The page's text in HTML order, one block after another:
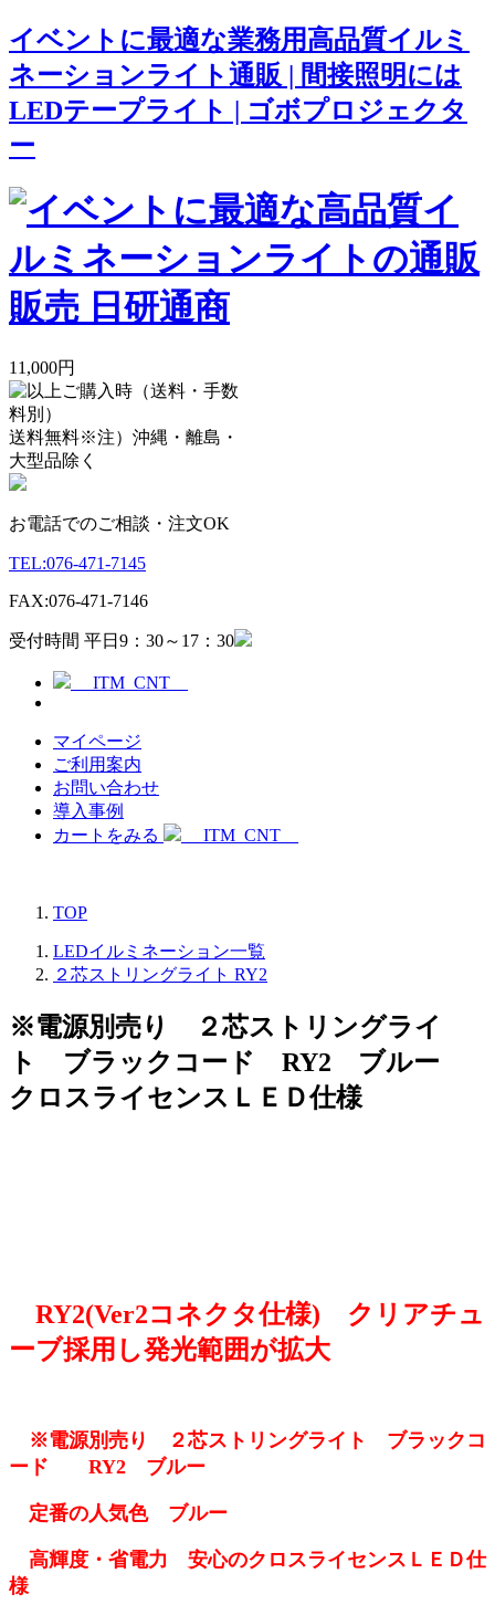
イベントに最適な業務用高品質イルミ
ネーションライト通販 | 間接照明には
LEDテープライト | ゴボプロジェクタ
ー
11,000円
送料無料※注）沖縄・離島・
大型品除く
お電話でのご相談・注文OK
TEL:076-471-7145
FAX:076-471-7146
受付時間 平日9：30～17：30
__ITM_CNT__
マイページ
ご利用案内
お問い合わせ
導入事例
カートをみる
__ITM_CNT__
TOP
LEDイルミネーション一覧
２芯ストリングライト RY2
※電源別売り ２芯ストリングライ
ト ブラックコード RY2 ブルー
クロスライセンスＬＥＤ仕様
RY2(Ver2コネクタ仕様) クリアチュ
ーブ採用し発光範囲が拡大
※電源別売り ２芯ストリングライト ブラックコ
ード RY2 ブルー
定番の人気色 ブルー
高輝度・省電力 安心のクロスライセンスＬＥＤ仕
様